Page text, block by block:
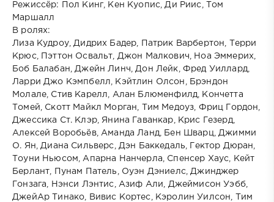
Режиссёр: Пол Кинг, Кен Куопис, Ди Риис, Том
Маршалл
В ролях:
Лиза Кудроу, Дидрих Бадер, Патрик Варбертон, Терри
Крюс, Пэттон Освальт, Джон Малкович, Ноа Эммерих,
Боб Балабан, Джейн Линч, Дон Лейк, Фред Уиллард,
Ларри Джо Кэмпбелл, Кэйтлин Олсон, Брэндон
Молале, Стив Карелл, Алан Блюменфилд, Кончетта
Томей, Скотт Майкл Морган, Тим Медоуз, Фриц Гордон,
Джессика Ст. Клэр, Янина Гаванкар, Крис Гезерд,
Алексей Воробьёв, Аманда Ланд, Бен Шварц, Джимми
О. Ян, Диана Сильверс, Дэн Баккедаль, Гектор Дюран,
Тоуни Ньюсом, Апарна Нанчерла, Спенсер Хаус, Кейт
Берлант, Пунам Патель, Оуэн Дэниелс, Джинджер
Гонзага, Нэнси Лэнтис, Азиф Али, Джеймисон Уэбб,
ДжейАр Тинако, Вивис Кортес, Кэролин Уилсон, Тим